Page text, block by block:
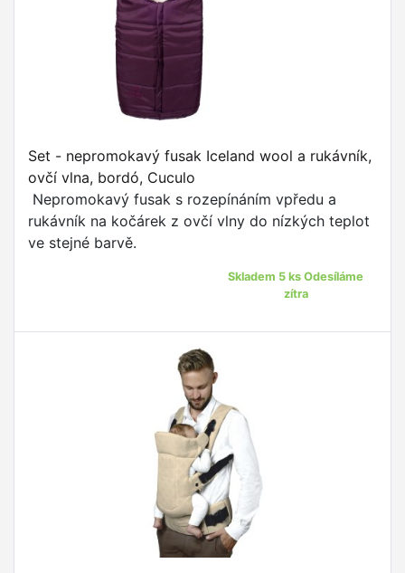
Set - nepromokavý fusak Iceland wool a rukávník,
ovčí vlna, bordó, Cuculo
Nepromokavý fusak s rozepínáním vpředu a
rukávník na kočárek z ovčí vlny do nízkých teplot
ve stejné barvě.
Skladem 5 ks Odesíláme
zítra